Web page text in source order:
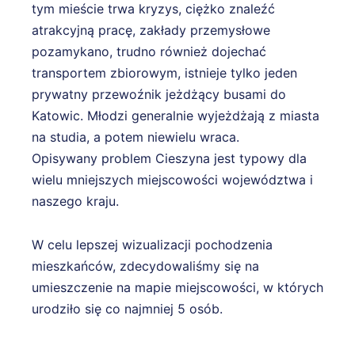
tym mieście trwa kryzys, ciężko znaleźć
atrakcyjną pracę, zakłady przemysłowe
pozamykano, trudno również dojechać
transportem zbiorowym, istnieje tylko jeden
prywatny przewoźnik jeżdżący busami do
Katowic. Młodzi generalnie wyjeżdżają z miasta
na studia, a potem niewielu wraca.
Opisywany problem Cieszyna jest typowy dla
wielu mniejszych miejscowości województwa i
naszego kraju.
W celu lepszej wizualizacji pochodzenia
mieszkańców, zdecydowaliśmy się na
umieszczenie na mapie miejscowości, w których
urodziło się co najmniej 5 osób.